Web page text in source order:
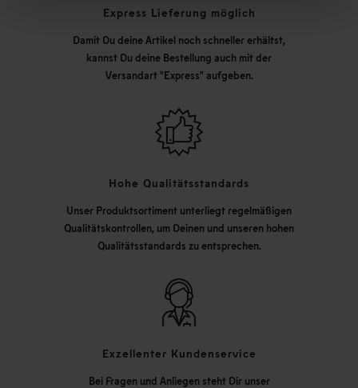
Express Lieferung möglich
Damit Du deine Artikel noch schneller erhältst,
kannst Du deine Bestellung auch mit der
Versandart "Express" aufgeben.
Hohe Qualitätsstandards
Unser Produktsortiment unterliegt regelmäßigen
Qualitätskontrollen, um Deinen und unseren hohen
Qualitätsstandards zu entsprechen.
Exzellenter Kundenservice
Bei Fragen und Anliegen steht Dir unser